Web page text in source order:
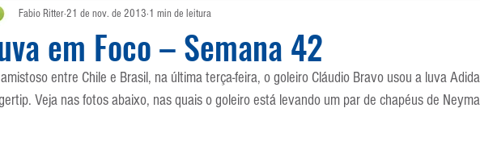
Blogoleiro da Semana Brasileirão
Copa do Mundo Curso Defesa da Semana Deslocamento DVD
em Foco – Semana 42
Fabio Ritter21 de nov. de 2013 1 min de leitura
entre Chile e Brasil, na última terça-feira, o goleiro Cláudio Bravo usou a luva
Veja nas fotos abaixo, nas quais o goleiro está levando um par de chapéus de